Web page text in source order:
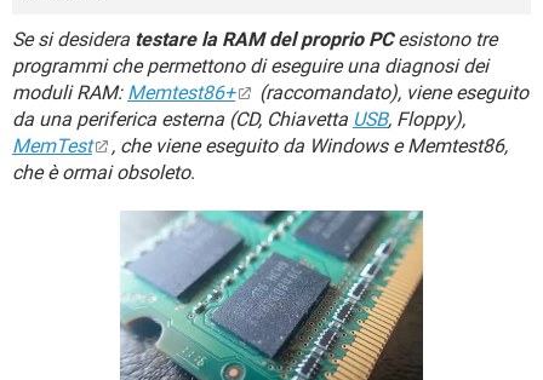
HARDWARE
INSTAGRAM WHATSAPP
TIKTOK FACEBOOK
HARDWARE
iOS WINDOWS 10
INSTAGRAM WHATSAPP
TIKTOK FACEBOOK
HARDWARE
COVID-19 GAMING
INTRATTENIMENTO ANDROID
iOS WINDOWS 10
INSTAGRAM WHATSAPP
Se si desidera testare la RAM del proprio PCesistono tre
programmi che permettono di eseguire una diagnosi dei
moduli RAM: Memtest86+
(raccomandato), viene eseguito
da una periferica esterna (CD, Chiavetta USB, Floppy),
MemTest
, che viene eseguito da Windows e Memtest86,
che è ormai obsoleto.